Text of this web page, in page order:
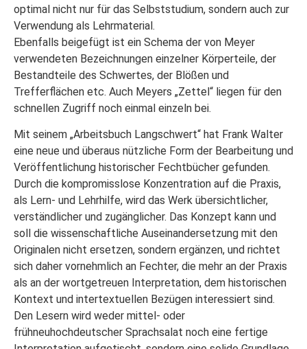
optimal nicht nur für das Selbststudium, sondern auch zur
Verwendung als Lehrmaterial.
Ebenfalls beigefügt ist ein Schema der von Meyer
verwendeten Bezeichnungen einzelner Körperteile, der
Bestandteile des Schwertes, der Blößen und
Trefferflächen etc. Auch Meyers „Zettel“ liegen für den
schnellen Zugriff noch einmal einzeln bei.
Mit seinem „Arbeitsbuch Langschwert“ hat Frank Walter
eine neue und überaus nützliche Form der Bearbeitung und
Veröffentlichung historischer Fechtbücher gefunden.
Durch die kompromisslose Konzentration auf die Praxis,
als Lern- und Lehrhilfe, wird das Werk übersichtlicher,
verständlicher und zugänglicher. Das Konzept kann und
soll die wissenschaftliche Auseinandersetzung mit den
Originalen nicht ersetzen, sondern ergänzen, und richtet
sich daher vornehmlich an Fechter, die mehr an der Praxis
als an der wortgetreuen Interpretation, dem historischen
Kontext und intertextuellen Bezügen interessiert sind.
Den Lesern wird weder mittel- oder
frühneuhochdeutscher Sprachsalat noch eine fertige